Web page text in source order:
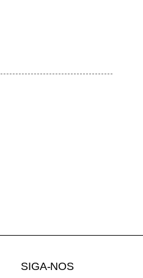
SIGA-NOS